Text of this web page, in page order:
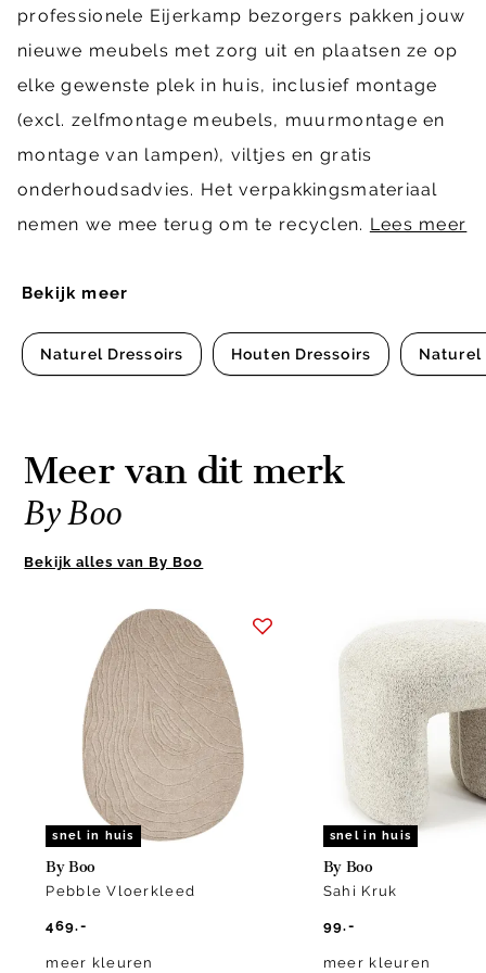
Bekijk meer
Naturel Dressoirs Houten Dressoirs Naturel
professionele Eijerkamp bezorgers pakken jouw
nieuwe meubels met zorg uit en plaatsen ze op
elke gewenste plek in huis, inclusief montage
(excl. zelfmontage meubels, muurmontage en
montage van lampen), viltjes en gratis
onderhoudsadvies. Het verpakkingsmateriaal
nemen we mee terug om te recyclen. Lees meer
Meer van dit merk
By Boo
Bekijk alles van By Boo
snel in huis
By Boo
Pebble Vloerkleed
469.-
meer kleuren
snel in huis
By Boo
Sahi Kruk
99.-
meer kleuren